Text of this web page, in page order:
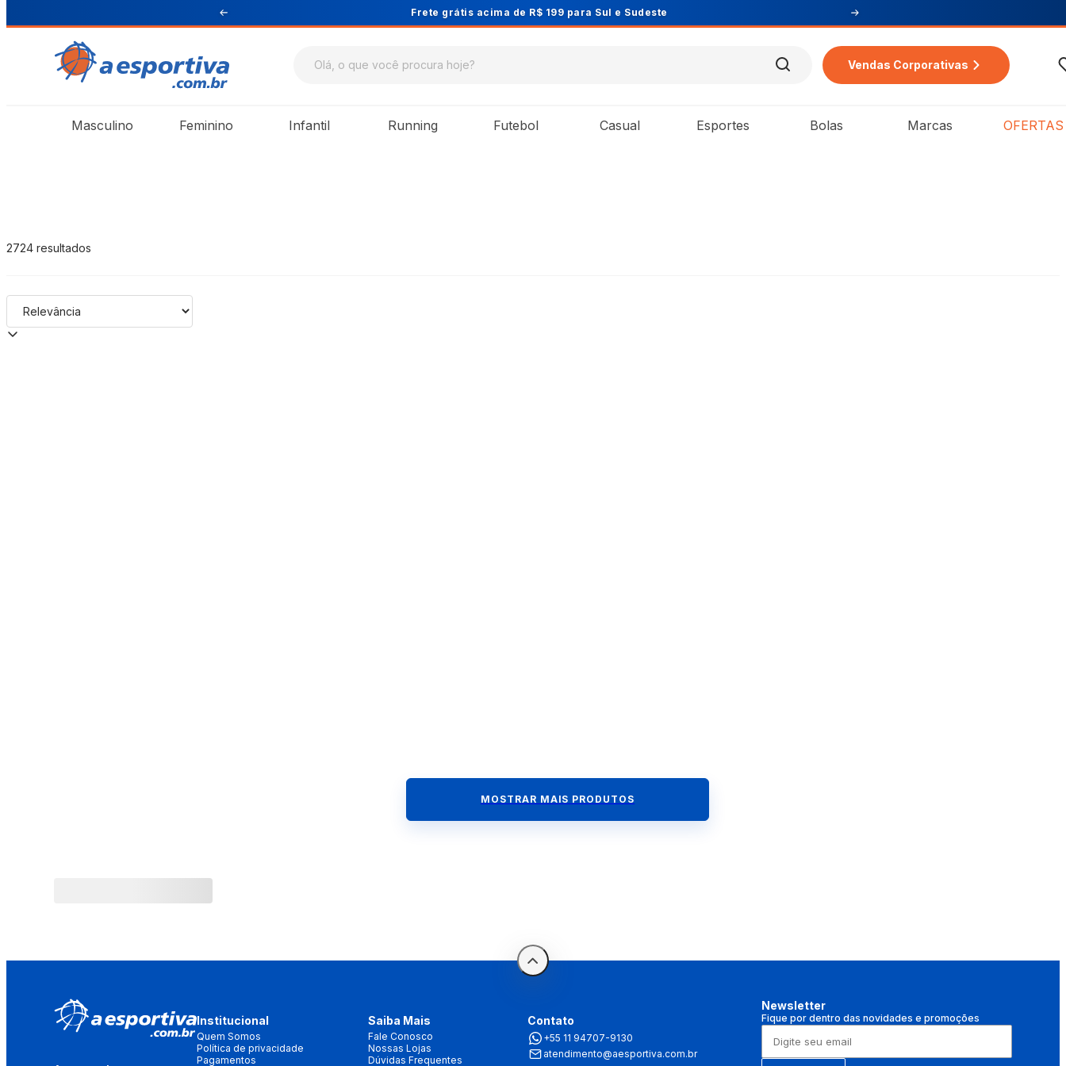
Cupom PRIMEIRA10 para 10% OFF na 1ª compra
Vendas Corporativas
Masculino Feminino Infantil Running Futebol Casual Esportes Bolas Marcas OFERTAS
2724 resultados
MOSTRAR MAIS PRODUTOS
Institucional
Quem Somos
Política de privacidade
Pagamentos
Saiba Mais
Fale Conosco
Nossas Lojas
Dúvidas Frequentes
Contato
+55 11 94707-9130
atendimento@aesportiva.com.br
Newsletter
Fique por dentro das novidades e promoções